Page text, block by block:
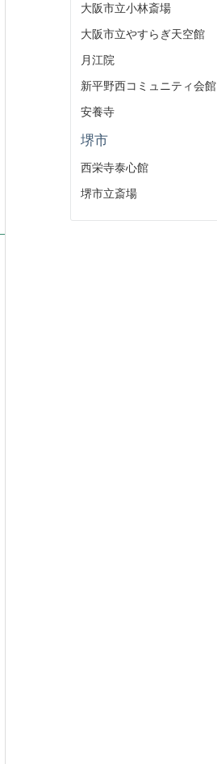
大阪市立小林斎場
大阪市立やすらぎ天空館
月江院
新平野西コミュニティ会館
安養寺
堺市
西栄寺泰心館
堺市立斎場